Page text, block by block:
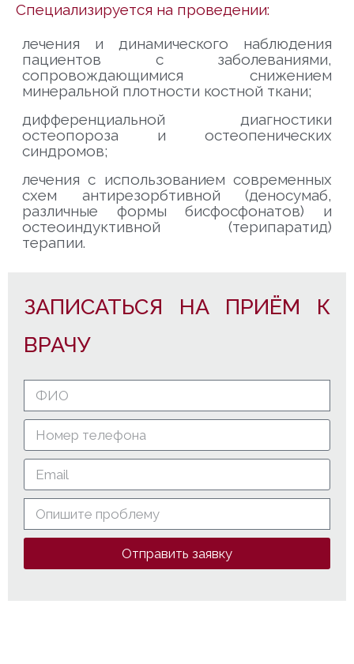
Специализируется на проведении:
лечения и динамического наблюдения
пациентов с заболеваниями,
сопровождающимися снижением
минеральной плотности костной ткани;
дифференциальной диагностики
остеопороза и остеопенических
синдромов;
лечения с использованием современных
схем антирезорбтивной (деносумаб,
различные формы бисфосфонатов) и
остеоиндуктивной (терипаратид)
терапии.
ЗАПИСАТЬСЯ НА ПРИЁМ К
ВРАЧУ
Отправить заявку